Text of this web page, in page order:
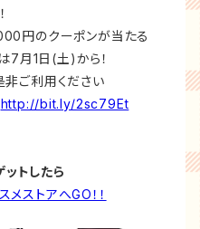
円のクーポンが当たる
7月1日(土)から！
ご利用ください
http://bit.ly/2sc79Et
トしたら
ストアへGO！！